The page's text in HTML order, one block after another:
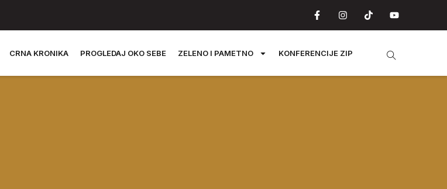
CRNA KRONIKA PROGLEDAJ OKO SEBE ZELENO I PAMETNO KONFERENCIJE ZIP